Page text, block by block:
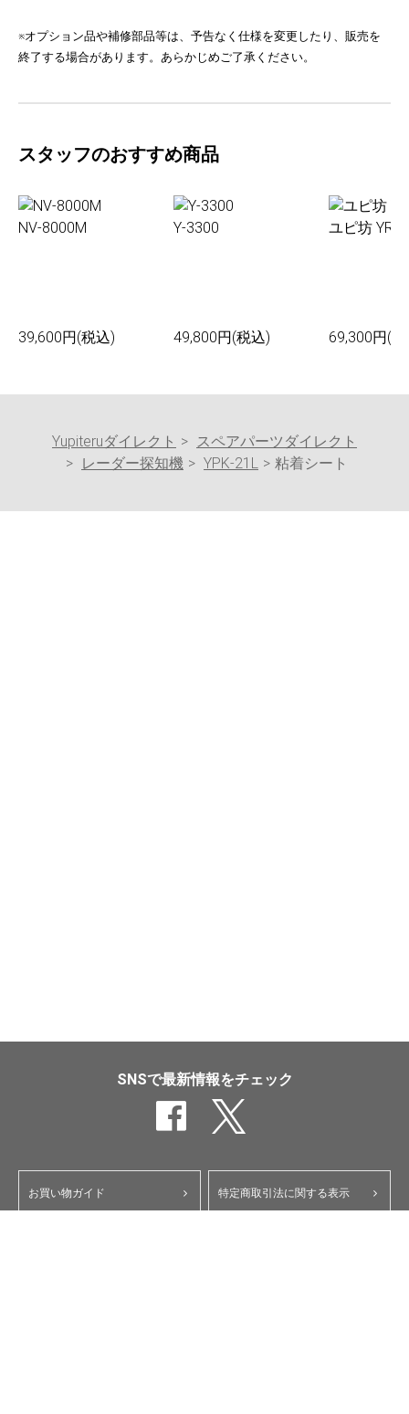
※オプション品や補修部品等は、予告なく仕様を変更したり、販売を
終了する場合があります。あらかじめご了承ください。
スタッフのおすすめ商品
NV-8000M
39,600円(税込)
Y-3300
49,800円(税込)
ユピ坊 YR-
69,300円(
Yupiteruダイレクト
スペアパーツダイレクト
レーダー探知機
YPK-21L 粘着シート
SNSで最新情報をチェック
お買い物ガイド 特定商取引法に関する表示